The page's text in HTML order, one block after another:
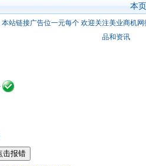
本
站链接广告位一元每个 欢迎关注美业商机
品和资讯